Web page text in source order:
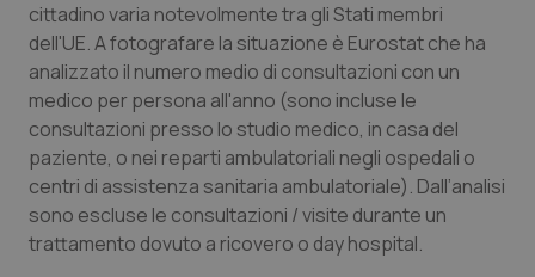
Calabria
Campania
Emilia-Romagna
Friuli Venezia Giulia
Asma & BPCO
Car-T
Colesterolo & coronaropatie
Dermatite Atopica
cittadino varia notevolmente tra gli Stati membri
dell'UE. A fotografare la situazione è Eurostat che ha
analizzato il numero medio di consultazioni con un
medico per persona all'anno (sono incluse le
consultazioni presso lo studio medico, in casa del
paziente, o nei reparti ambulatoriali negli ospedali o
centri di assistenza sanitaria ambulatoriale). Dall’analisi
sono escluse le consultazioni / visite durante un
trattamento dovuto a ricovero o day hospital.